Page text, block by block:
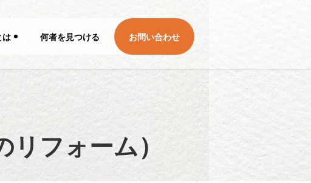
は 何者を見つける お問い合わせ
リフォーム）